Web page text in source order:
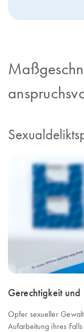
Gerechtigkeit
Opfer sexueller
Aufarbeitung ihres